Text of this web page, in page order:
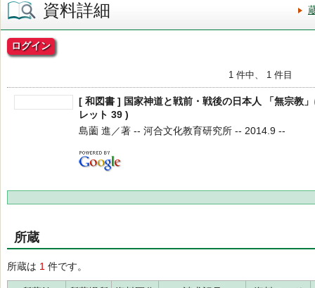
資料詳細
ログイン
1 件中、 1 件目
[ 和図書 ] 国家神道と戦前・戦後の日本人 「無宗教
レット 39 )
島薗 進／著 -- 河合文化教育研究所 -- 2014.9 --
所蔵
所蔵は 1 件です。